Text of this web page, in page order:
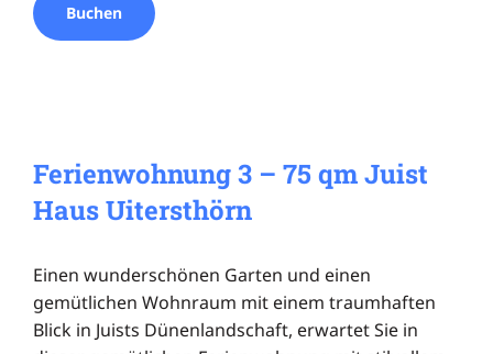
Buchen
Ferienwohnung 3 – 75 qm Juist
Haus Uitersthörn
Einen wunderschönen Garten und einen
gemütlichen Wohnraum mit einem traumhaften
Blick in Juists Dünenlandschaft, erwartet Sie in